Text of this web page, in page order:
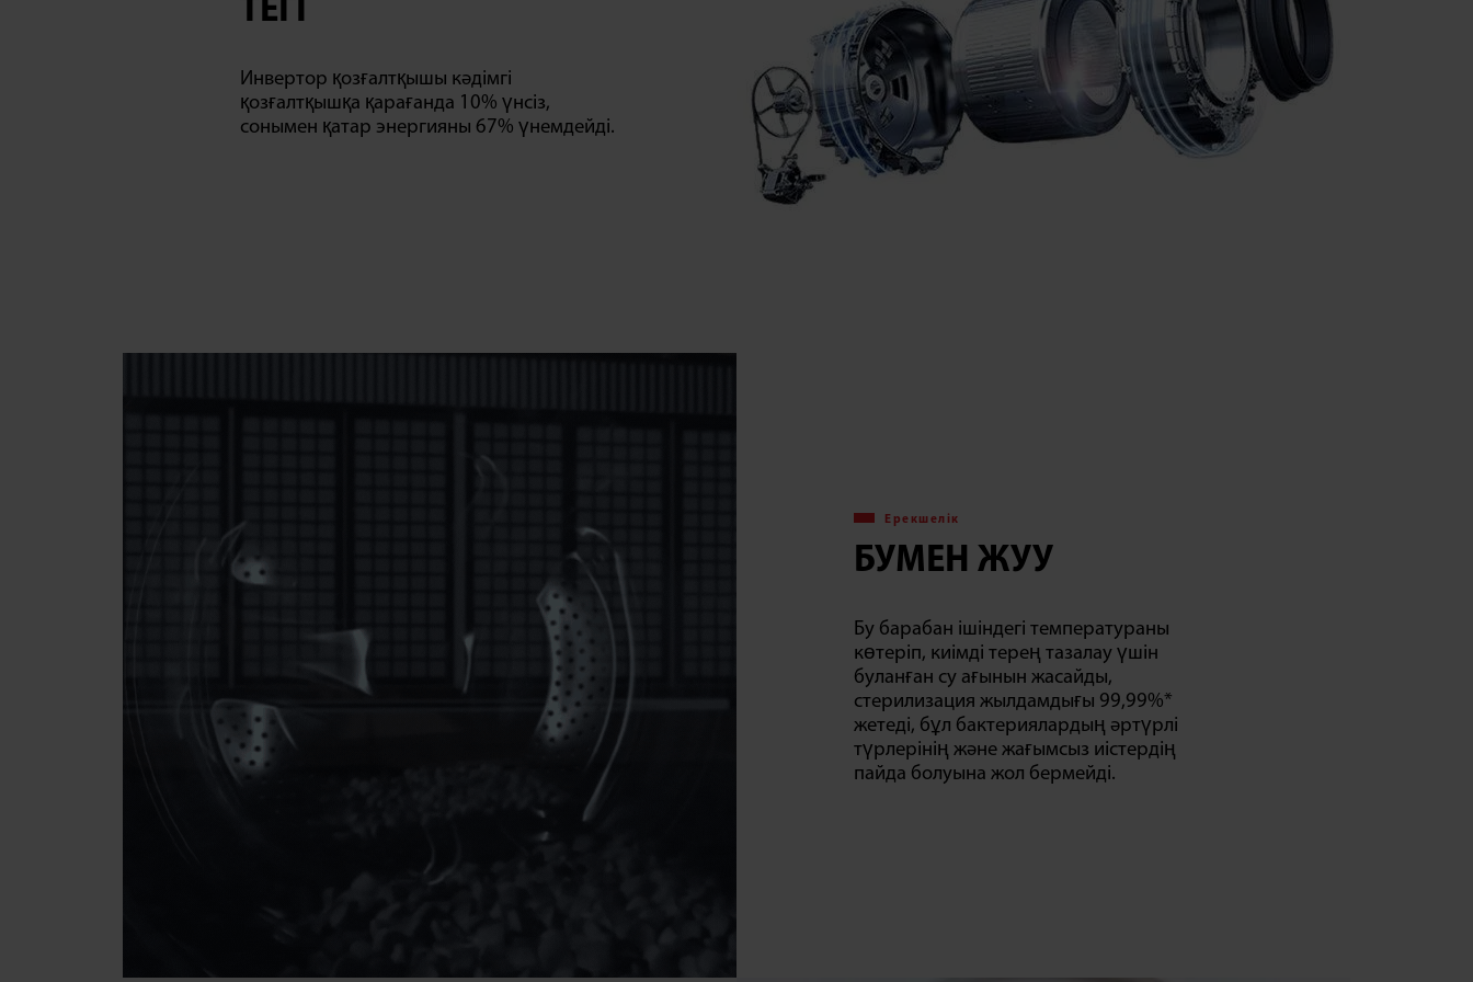
ТЕГІ
Инвертор қозғалтқышы кәдімгі
қозғалтқышқа қарағанда 10% үнсіз,
сонымен қатар энергияны 67% үнемдейді.
Ерекшелік
БУМЕН ЖУУ
Бу барабан ішіндегі температураны
көтеріп, киімді терең тазалау үшін
буланған су ағынын жасайды,
стерилизация жылдамдығы 99,99%*
жетеді, бұл бактериялардың әртүрлі
түрлерінің және жағымсыз иістердің
пайда болуына жол бермейді.